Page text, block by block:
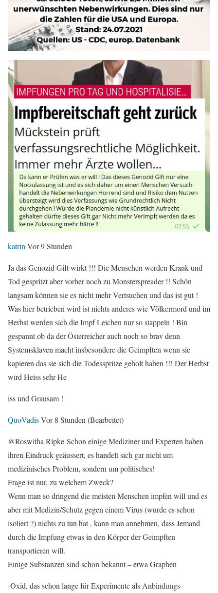
katrin Vor 9 Stunden
Ja das Genozid Gift wirkt !!! Die Menschen werden Krank und
Tod gespritzt aber vorher noch zu Monsterspreader !! Schön
langsam können sie es nicht mehr Vertsuchen und das ist gut !
Was hier betrieben wird ist nichts anderes wie Völkermord und im
Herbst werden sich die Impf Leichen nur so stappeln ! Bin
gespannt ob da der Österreicher auch noch so brav denn
Systemsklaven macht insbesondere die Geimpften wenn sie
kapieren das sie sich die Todesspritze geholt haben !!! Der Herbst
wird Heiss sehr He
iss und Grausam !
QuoVadisVor 8 Stunden (Bearbeitet)
@Roswitha Ripke Schon einige Mediziner und Experten haben
ihren Eindruck geäussert, es handelt sich gar nicht um
medizinisches Problem, sondern um politisches!
Frage ist nur, zu welchem Zweck?
Wenn man so dringend die meisten Menschen impfen will und es
aber mit Medizin/Schutz gegen einem Virus (wurde es schon
isoliert ?) nichts zu tun hat , kann man annehmen, dass Jemand
durch die Impfung etwas in den Körper der Geimpften
transportieren will.
Einige Substanzen sind schon bekannt – etwa Graphen
-Oxid, das schon lange für Experimente als Anbindungs-